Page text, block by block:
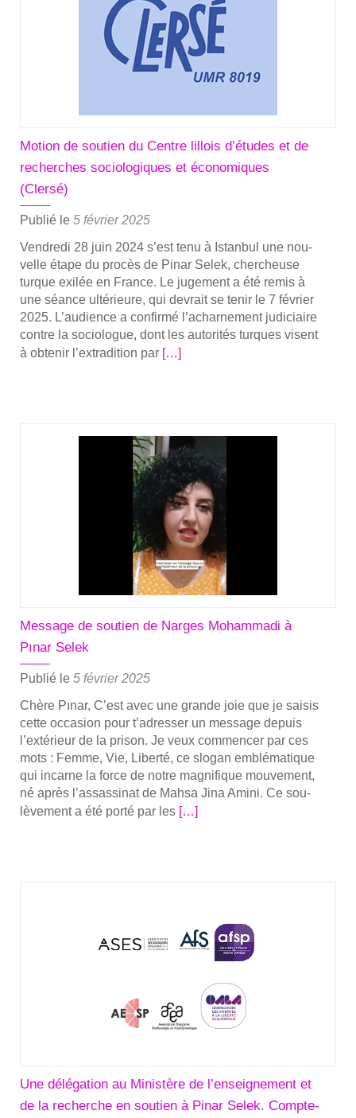
sou­
tien
de
la
genre
Motion de soutien du Centre lillois d’études et de
recherches sociologiques et économiques
(Clersé)
Publié le 5 février 2025
Ven­dre­di 28 juin 2024 s’est tenu à Istan­bul une nou­
velle étape du pro­cès de Pinar Selek, cher­cheuse
turque exi­lée en France. Le juge­ment a été remis à
une séance ulté­rieure, qui devrait se tenir le 7 février
2025. L’audience a confir­mé l’acharnement judi­ciaire
contre la socio­logue, dont les auto­ri­tés turques visent
à obte­nir l’extradition par En
tion
de
sou­
tien
du
Centre
lil­
lois
et
giques
éco­
no­
miques
(Cler­
[…]
Message de soutien de Narges Mohammadi à
Pınar Selek
Publié le 5 février 2025
Chère Pınar, C’est avec une grande joie que je sai­sis
cette occa­sion pour t’adresser un mes­sage depuis
l’extérieur de la pri­son. Je veux com­men­cer par ces
mots : Femme, Vie, Liber­té, ce slo­gan emblé­ma­tique
qui incarne la force de notre magni­fique mou­ve­ment,
né après l’assassinat de Mah­sa Jina Ami­ni. Ce sou­
lè­ve­ment a été por­té par les En
sou­
Narges
Moham­
Pınar
[…]
Une délégation au Ministère de l’enseignement et
de la recherche en soutien à Pinar Selek. Compte-